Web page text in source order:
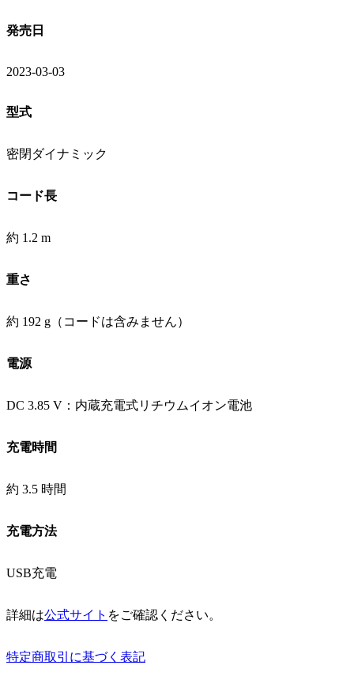
発売日
2023-03-03
型式
密閉ダイナミック
コード長
約 1.2 m
重さ
約 192 g（コードは含みません）
電源
DC 3.85 V：内蔵充電式リチウムイオン電池
充電時間
約 3.5 時間
充電方法
USB充電
詳細は公式サイト をご確認ください。
特定商取引に基づく表記